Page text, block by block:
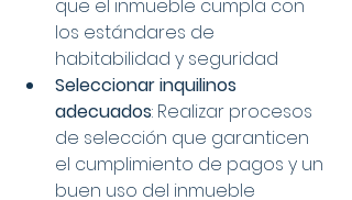
que el inmueble cumpla con
los estándares de
habitabilidad y seguridad
Seleccionar inquilinos
adecuados: Realizar procesos
de selección que garanticen
el cumplimiento de pagos y un
buen uso del inmueble